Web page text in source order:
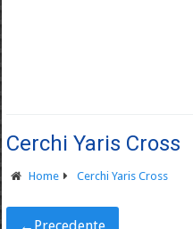
Cerchi Yaris Cross
Home Cerchi Yaris Cross